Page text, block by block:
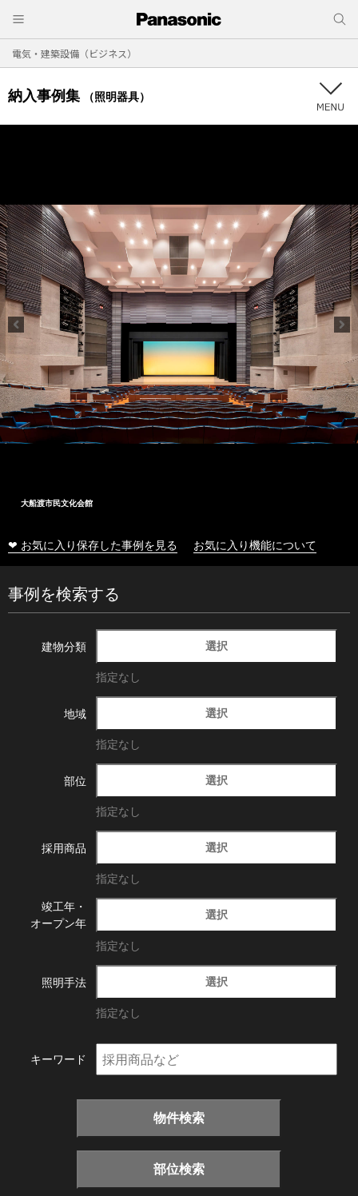
電気・建築設備（ビジネス）
納入事例集 （照明器具）
大船渡市民文化会館
❤ お気に入り保存した事例を見る お気に入り機能について
事例を検索する
建物分類 選択
指定なし
地域 選択
指定なし
部位 選択
指定なし
採用商品 選択
指定なし
竣工年・
オープン年
選択
指定なし
照明手法 選択
指定なし
キーワード
物件検索
部位検索